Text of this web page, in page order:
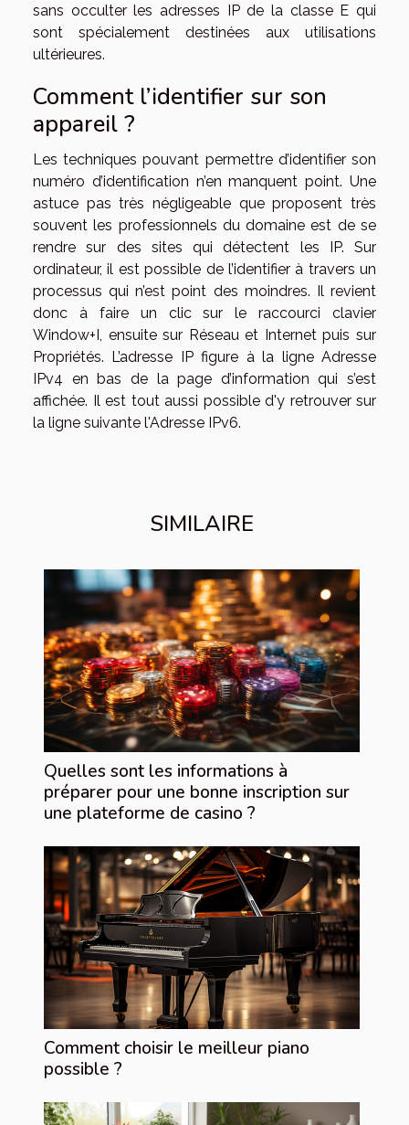
sans occulter les adresses IP de la classe E qui
sont spécialement destinées aux utilisations
ultérieures.
Comment l’identifier sur son
appareil ?
Les techniques pouvant permettre d’identifier son
numéro d’identification n’en manquent point. Une
astuce pas très négligeable que proposent très
souvent les professionnels du domaine est de se
rendre sur des sites qui détectent les IP. Sur
ordinateur, il est possible de l’identifier à travers un
processus qui n’est point des moindres. Il revient
donc à faire un clic sur le raccourci clavier
Window+I, ensuite sur Réseau et Internet puis sur
Propriétés. L’adresse IP figure à la ligne Adresse
IPv4 en bas de la page d’information qui s’est
affichée. Il est tout aussi possible d'y retrouver sur
la ligne suivante l'Adresse IPv6.
SIMILAIRE
Quelles sont les informations à
préparer pour une bonne inscription sur
une plateforme de casino ?
Comment choisir le meilleur piano
possible ?